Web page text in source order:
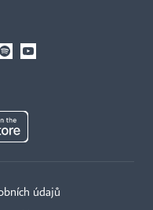
údajů